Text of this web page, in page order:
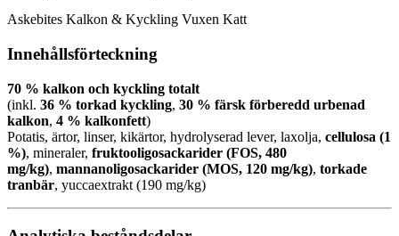
Askebites Kalkon & Kyckling Vuxen Katt
Innehållsförteckning
70 % kalkon och kyckling totalt
(inkl. 36 % torkad kyckling, 30 % färsk förberedd urbenad
kalkon, 4 % kalkonfett)
Potatis, ärtor, linser, kikärtor, hydrolyserad lever, laxolja, cellulosa (1
%), mineraler, fruktooligosackarider (FOS, 480
mg/kg), mannanoligosackarider (MOS, 120 mg/kg), torkade
tranbär, yuccaextrakt (190 mg/kg)